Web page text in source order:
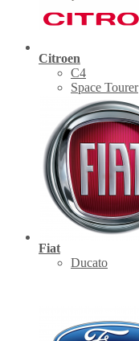
Citroen
C4
Space Tourer
Fiat
Ducato